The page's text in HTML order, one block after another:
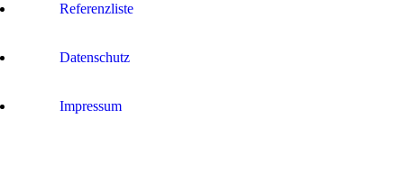
Referenzliste
Datenschutz
Impressum